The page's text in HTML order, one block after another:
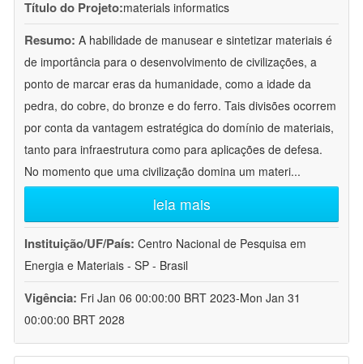
Título do Projeto:materials informatics
Resumo: A habilidade de manusear e sintetizar materiais é
de importância para o desenvolvimento de civilizações, a
ponto de marcar eras da humanidade, como a idade da
pedra, do cobre, do bronze e do ferro. Tais divisões ocorrem
por conta da vantagem estratégica do domínio de materiais,
tanto para infraestrutura como para aplicações de defesa.
No momento que uma civilização domina um materi...
leia mais
Instituição/UF/País: Centro Nacional de Pesquisa em
Energia e Materiais - SP - Brasil
Vigência: Fri Jan 06 00:00:00 BRT 2023-Mon Jan 31
00:00:00 BRT 2028